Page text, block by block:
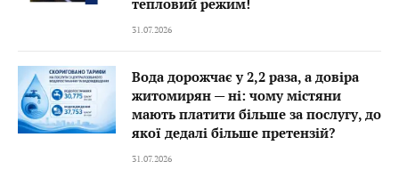
тепловий режим!
31.07.2026
Вода дорожчає у 2,2 раза, а довіра
житомирян — ні: чому містяни
мають платити більше за послугу, до
якої дедалі більше претензій?
31.07.2026